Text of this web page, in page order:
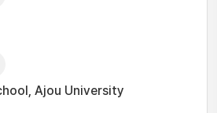
Ajou University